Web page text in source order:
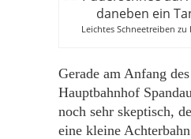
Leichtes Schneetreiben
Gerade am Anfang
Hauptbahnhof
noch sehr skeptisch,
eine kleine